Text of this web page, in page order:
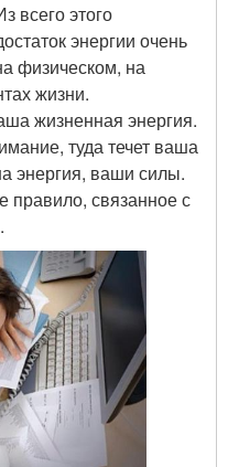
всего этого
энергии очень
физическом, на
жизни.
жизненная энергия.
туда течет ваша
энергия, ваши силы.
правило, связанное с
.